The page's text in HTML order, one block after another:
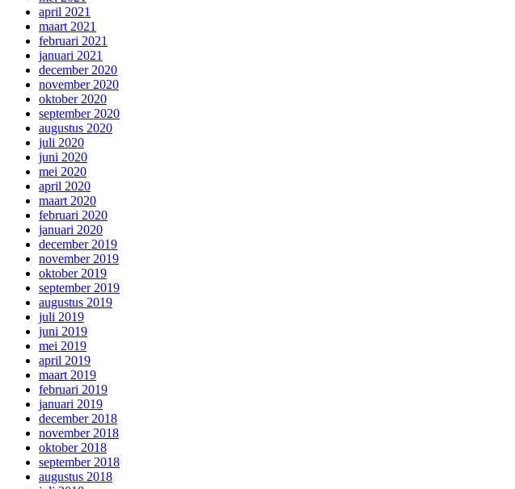
april 2021
maart 2021
februari 2021
januari 2021
december 2020
november 2020
oktober 2020
september 2020
augustus 2020
juli 2020
juni 2020
mei 2020
april 2020
maart 2020
februari 2020
januari 2020
december 2019
november 2019
oktober 2019
september 2019
augustus 2019
juli 2019
juni 2019
mei 2019
april 2019
maart 2019
februari 2019
januari 2019
december 2018
november 2018
oktober 2018
september 2018
augustus 2018